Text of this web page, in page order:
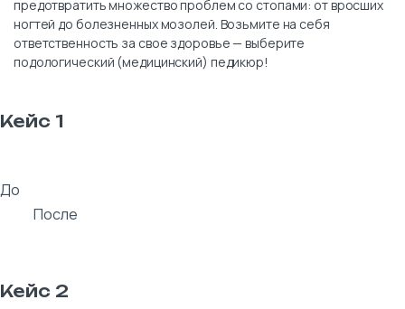
предотвратить множество проблем со стопами: от вросших
ногтей до болезненных мозолей. Возьмите на себя
ответственность за свое здоровье — выберите
подологический (медицинский) педикюр!
Кейс 1
До
После
Кейс 2